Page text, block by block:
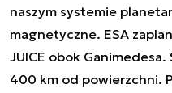
naszym systemie
magnetyczne. ESA
JUICE obok
400 km od powierzchni.